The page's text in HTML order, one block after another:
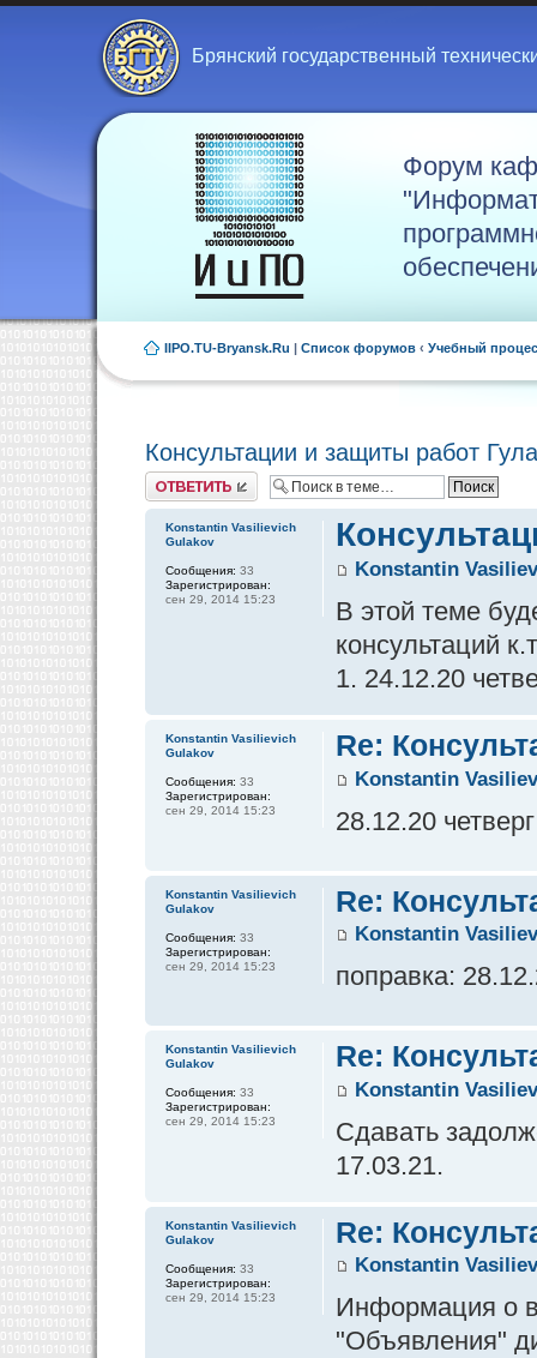
Брянский государственный
Форум
IIPO.TU-Bryansk.Ru | Список форумов ‹ Учебный
Консультации и защиты работ
Ответить
Konstantin
В этой теме
консультаций
1. 24.12.20
Konstantin Vasilievich
Gulakov
Сообщения: 33
Зарегистрирован:
сен 29, 2014 15:23
Re:
Konstantin
28.12.20
Konstantin Vasilievich
Gulakov
Сообщения: 33
Зарегистрирован:
сен 29, 2014 15:23
Re:
Konstantin
поправка:
Konstantin Vasilievich
Gulakov
Сообщения: 33
Зарегистрирован:
сен 29, 2014 15:23
Re:
Konstantin
Сдавать
17.03.21.
Konstantin Vasilievich
Gulakov
Сообщения: 33
Зарегистрирован:
сен 29, 2014 15:23
Re:
Konstantin
Информация о
"Объявления"
Konstantin Vasilievich
Gulakov
Сообщения: 33
Зарегистрирован:
сен 29, 2014 15:23